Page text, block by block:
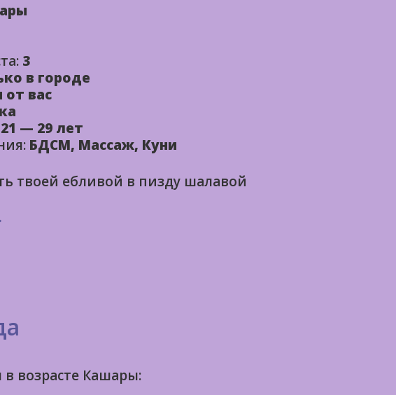
3
в городе
от вас
21 — 29 лет
БДСМ, Массаж, Куни
твоей ебливой в пизду шалавой
возрасте Кашары: